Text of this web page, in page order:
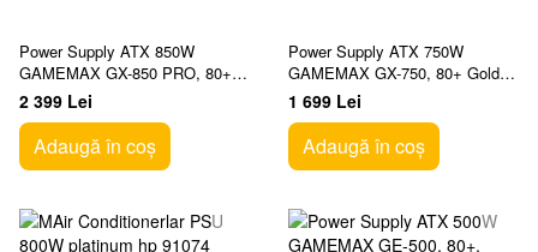
Power Supply ATX 850W
GAMEMAX GX-850 PRO, 80+
Gold, ATX3.0, PCIe5.0,
LLC+DC/DC, Full MAir
Conditionerlar, Black
2 399 Lei
Adaugă în coș
Power Supply ATX 750W
GAMEMAX GX-750, 80+ Gold,
Active PFC, LLC+DC/DC, Full
MAir Conditionerlar, 120mm
Ventilator
1 699 Lei
Adaugă în coș